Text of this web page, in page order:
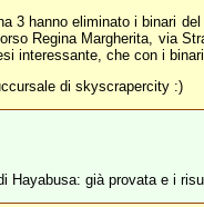
3 hanno eliminato i binari
Regina Margherita, via
interessante, che con i
di skyscrapercity :)
Hayabusa: già provata e i